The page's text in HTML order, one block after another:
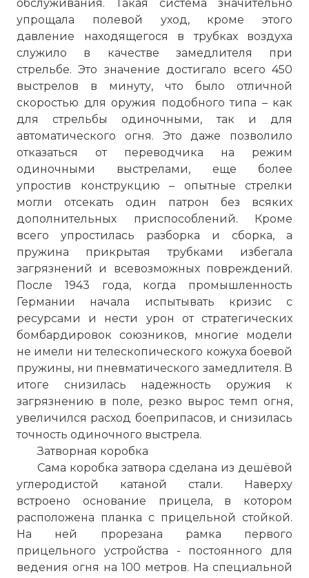
обслуживания. Такая система значительно
упрощала полевой уход, кроме этого
давление находящегося в трубках воздуха
служило в качестве замедлителя при
стрельбе. Это значение достигало всего 450
выстрелов в минуту, что было отличной
скоростью для оружия подобного типа – как
для стрельбы одиночными, так и для
автоматического огня. Это даже позволило
отказаться от переводчика на режим
одиночными выстрелами, еще более
упростив конструкцию – опытные стрелки
могли отсекать один патрон без всяких
дополнительных приспособлений. Кроме
всего упростилась разборка и сборка, а
пружина прикрытая трубками избегала
загрязнений и всевозможных повреждений.
После 1943 года, когда промышленность
Германии начала испытывать кризис с
ресурсами и нести урон от стратегических
бомбардировок союзников, многие модели
не имели ни телескопического кожуха боевой
пружины, ни пневматического замедлителя. В
итоге снизилась надежность оружия к
загрязнению в поле, резко вырос темп огня,
увеличился расход боеприпасов, и снизилась
точность одиночного выстрела.
Затворная коробка
Сама коробка затвора сделана из дешёвой
углеродистой катаной стали. Наверху
встроено основание прицела, в котором
расположена планка с прицельной стойкой.
На ней прорезана рамка первого
прицельного устройства - постоянного для
ведения огня на 100 метров. На специальной
☓
Генрих Фольмер, немецкий конструктор
, разработчик пистолета-пулемета МР
38/40
Фото статьи: